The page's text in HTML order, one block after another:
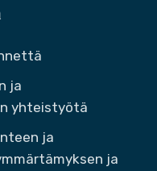
ja
yhteistyötä
ja
ja